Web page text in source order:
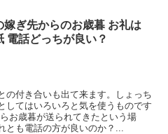
嫁ぎ先からのお歳暮 お礼は
電話どっちが良い？
の付き合いも出て来ます。しょっち
してはいろいろと気を使うものです
お歳暮が送られてきたという場
も電話の方が良いのか？...